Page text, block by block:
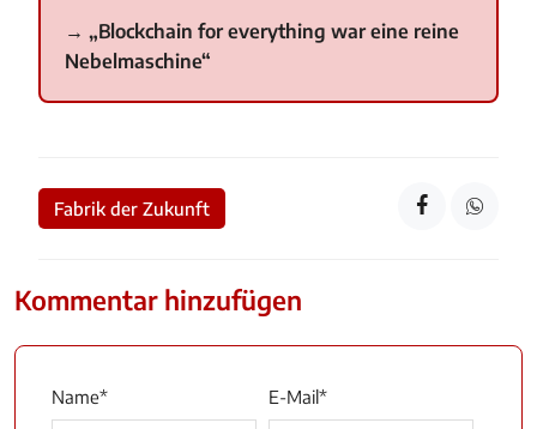
„Blockchain for everything war eine reine
Nebelmaschine“
Fabrik der Zukunft
Kommentar hinzufügen
Name* E-Mail*